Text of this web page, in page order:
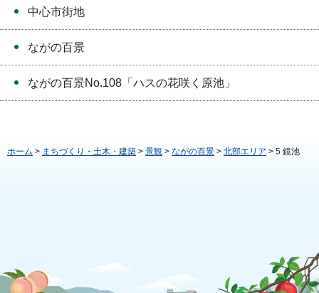
中心市街地
ながの百景
ながの百景No.108「ハスの花咲く原池」
ホーム > まちづくり・土木・建築 > 景観 > ながの百景 > 北部エリア > 5 鏡池